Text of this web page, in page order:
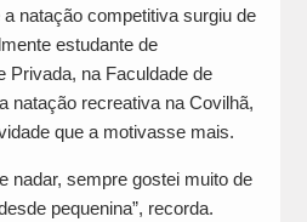
natação competitiva surgiu de
estudante de
Privada, na Faculdade de
natação recreativa na Covilhã,
que a motivasse mais.
nadar, sempre gostei muito de
pequenina”, recorda.